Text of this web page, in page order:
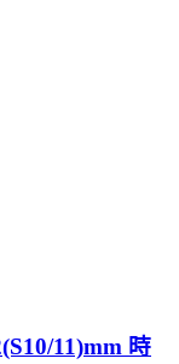
11)mm 時